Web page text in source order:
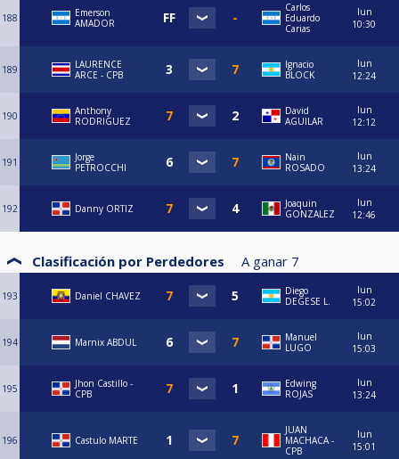
188
Emerson
AMADOR
Carlos
Eduardo
Carias
lun
10:30
189
LAURENCE
ARCE - CPB
Ignacio
BLOCK
lun
12:24
190
Anthony
RODRIGUEZ
David
AGUILAR
lun
12:12
191
Jorge
PETROCCHI
Nain
ROSADO
lun
13:24
192 Danny ORTIZ
Joaquin
GONZALEZ
lun
12:46
Clasificación por Perdedores A ganar 7
193 Daniel CHAVEZ
Diego
DEGESE L.
lun
15:02
194 Marnix ABDUL
Manuel
LUGO
lun
15:03
195
Jhon Castillo -
CPB
Edwing
ROJAS
lun
13:24
196 Castulo MARTE
JUAN
MACHACA -
CPB
lun
15:01